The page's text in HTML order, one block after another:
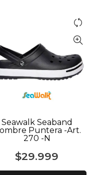
Seawalk Seaband
Puntera -Art.
270 -N
$29.999